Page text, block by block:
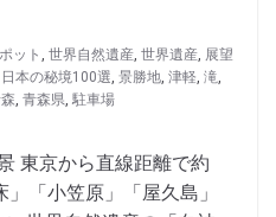
ット 世界自然遺産 世界遺産 展望
日本の秘境100選 景勝地 津軽 滝
青森県 駐車場
東京から直線距離で約
「小笠原」「屋久島」